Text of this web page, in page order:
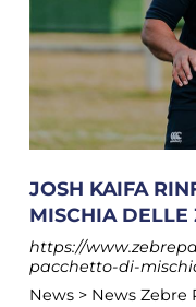
JOSH KAIFA
MISCHIA DELLE
https://
pacchetto-di-
News > News Zebre